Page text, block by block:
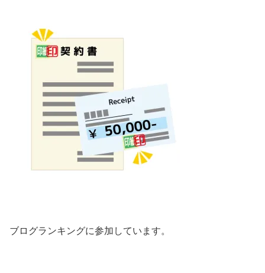
ブログランキングに参加しています。